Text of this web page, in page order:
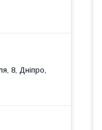
8, Дніпро,